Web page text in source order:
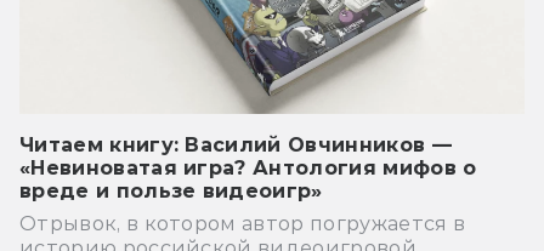
Читаем книгу: Василий Овчинников —
«Невиноватая игра? Антология мифов о
вреде и пользе видеоигр»
Отрывок, в котором автор погружается в